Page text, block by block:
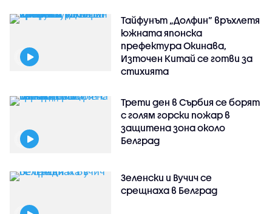
Тайфунът „Долфин” връхлетя
южната японска
префектура Окинава,
Източен Китай се готви за
стихията
Трети ден в Сърбия се борят
с голям горски пожар в
защитена зона около
Белград
Зеленски и Вучич се
срещнаха в Белград